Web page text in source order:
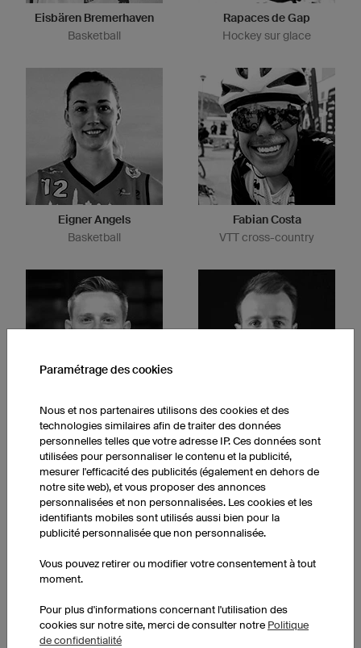
Eisbären Bremerhaven
Basketball
Rapaces de Gap
Hockey sur glace
Eigner Angels
Basketball
Fabian Costa
VTT cross-country
Brûleurs de loups
Hockey sur glace
Niners Chemnitz
Basketball
Nicole Reist
Cyclisme ultra distance
Anja Sturm
Paramétrage des cookies
Nous et nos partenaires utilisons des cookies et des
technologies similaires afin de traiter des données
personnelles telles que votre adresse IP. Ces données sont
utilisées pour personnaliser le contenu et la publicité,
mesurer l'efficacité des publicités (également en dehors de
notre site web), et vous proposer des annonces
personnalisées et non personnalisées. Les cookies et les
identifiants mobiles sont utilisés aussi bien pour la
publicité personnalisée que non personnalisée.
Vous pouvez retirer ou modifier votre consentement à tout
moment.
Pour plus d'informations concernant l'utilisation des
cookies sur notre site, merci de consulter notre Politique
de confidentialité